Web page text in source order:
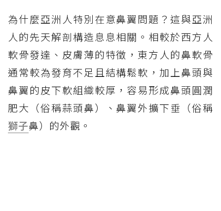
為什麼亞洲人特別在意鼻翼問題？這與亞洲
人的先天解剖構造息息相關。相較於西方人
軟骨發達、皮膚薄的特徵，東方人的鼻軟骨
通常較為發育不足且結構鬆軟，加上鼻頭與
鼻翼的皮下軟組織較厚，容易形成鼻頭圓潤
肥大（俗稱蒜頭鼻）、鼻翼外擴下垂（俗稱
獅子鼻）的外觀。